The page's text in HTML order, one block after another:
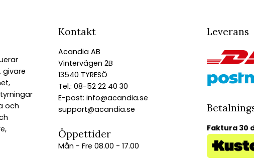
givare
och
Kontakt
Acandia AB
Vintervägen 2B
13540 TYRESÖ
Tel.: 08-52 22 40 30
E-post: info@acandia.se
support@acandia.se
Öppettider
Mån - Fre 08.00 - 17.00
Leverans
Faktura 30